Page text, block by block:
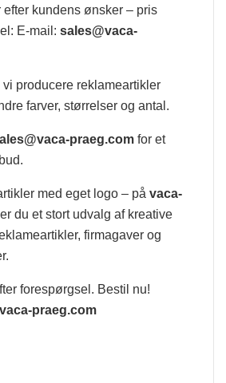
efter kundens ønsker – pris
E-mail:sales@vaca-
vi producere reklameartikler
farver, størrelser og antal.
praeg.com for et
med eget logo – påvaca-
du et stort udvalg af kreative
firmagaver og
forespørgsel. Bestil nu!
praeg.com